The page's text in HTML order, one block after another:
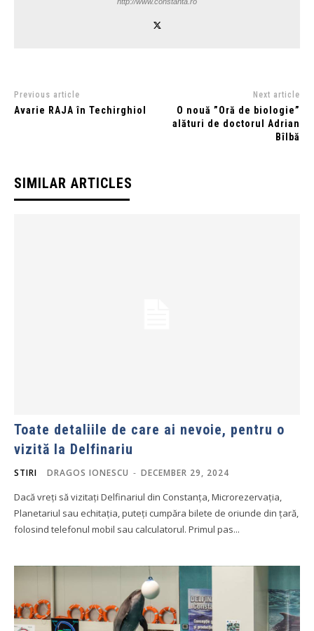
Previous article
Avarie RAJA în Techirghiol
Next article
O nouă ”Oră de biologie”
alături de doctorul Adrian
Bîlbă
SIMILAR ARTICLES
Toate detaliile de care ai nevoie, pentru o
vizită la Delfinariu
STIRI DRAGOS IONESCU - DECEMBER 29, 2024
Dacă vreți să vizitați Delfinariul din Constanța, Microrezervația,
Planetariul sau echitația, puteți cumpăra bilete de oriunde din țară,
folosind telefonul mobil sau calculatorul. Primul pas...